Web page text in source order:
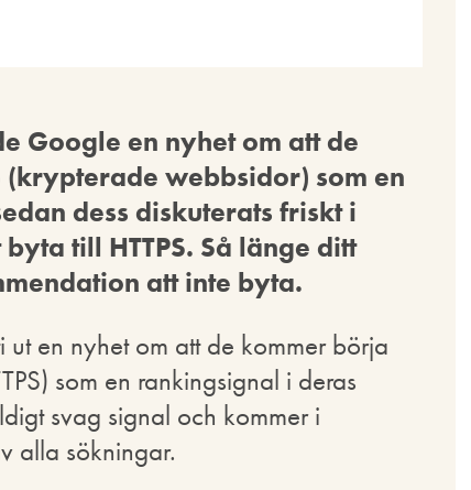
Google en nyhet om att de
(krypterade webbsidor) som en
dess diskuterats friskt i
till HTTPS. Så länge ditt
att inte byta.
en nyhet om att de kommer börja
som en rankingsignal i deras
svag signal och kommer i
alla sökningar.